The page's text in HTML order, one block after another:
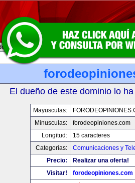
El dueño de este dominio lo
Mayusculas:
Minusculas:
forodeopiniones.com
Longitud:
15 caracteres
Categorias:
Comunicaciones y
Precio:
Realizar una oferta!
Visitar!
forodeopiniones.com